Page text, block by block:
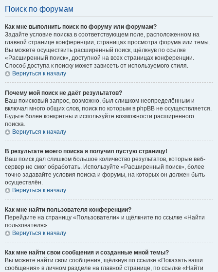
Поиск по форумам
Как мне выполнить поиск по форуму или форумам?
Задайте условие поиска в соответствующем поле, расположенном на
главной странице конференции, страницах просмотра форума или темы.
Вы можете осуществить расширенный поиск, щёлкнув по ссылке
«Расширенный поиск», доступной на всех страницах конференции.
Способ доступа к поиску может зависеть от используемого стиля.
Вернуться к началу
Почему мой поиск не даёт результатов?
Ваш поисковый запрос, возможно, был слишком неопределённым и
включал много общих слов, поиск по которым в phpBB не осуществляется.
Будьте более конкретны и используйте возможности расширенного
поиска.
Вернуться к началу
В результате моего поиска я получил пустую страницу!
Ваш поиск дал слишком большое количество результатов, которые веб-
сервер не смог обработать. Используйте «Расширенный поиск», более
точно задавайте условия поиска и форумы, на которых он должен быть
осуществлён.
Вернуться к началу
Как мне найти пользователя конференции?
Перейдите на страницу «Пользователи» и щёлкните по ссылке «Найти
пользователя».
Вернуться к началу
Как мне найти свои сообщения и созданные мной темы?
Вы можете найти свои сообщения, щёлкнув по ссылке «Показать ваши
сообщения» в личном разделе на главной странице, по ссылке «Найти